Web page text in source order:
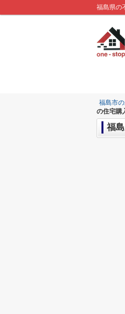
福島県の
福島市
の住宅購
福